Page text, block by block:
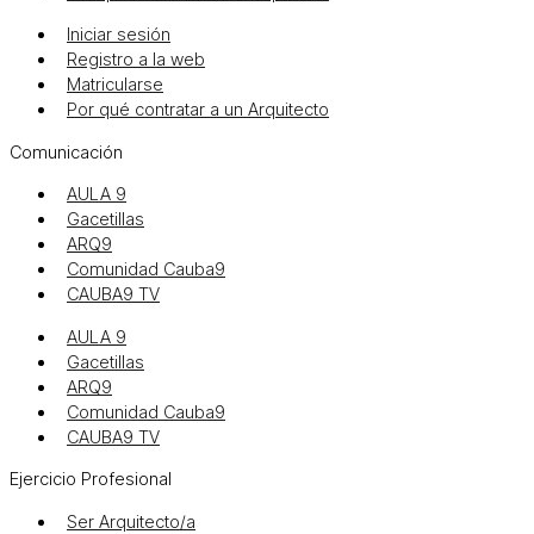
Iniciar sesión
Registro a la web
Matricularse
Por qué contratar a un Arquitecto
Comunicación
AULA 9
Gacetillas
ARQ9
Comunidad Cauba9
CAUBA9 TV
AULA 9
Gacetillas
ARQ9
Comunidad Cauba9
CAUBA9 TV
Ejercicio Profesional
Ser Arquitecto/a